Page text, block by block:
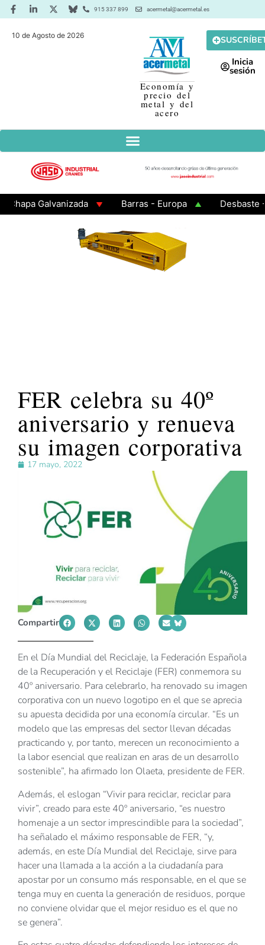
915 337 899 acermetal@acermetal.es
10 de Agosto de 2026
Economía y
precio del
metal y del
acero
Inicia
sesión
Galvanizada Barras - Europa
Desbaste -
FER celebra su 40º
aniversario y renueva
su imagen corporativa
17 mayo, 2022
Compartir
En el Día Mundial del Reciclaje, la Federación Española
de la Recuperación y el Reciclaje (FER) conmemora su
40º aniversario. Para celebrarlo, ha renovado su imagen
corporativa con un nuevo logotipo en el que se aprecia
su apuesta decidida por una economía circular. “Es un
modelo que las empresas del sector llevan décadas
practicando y, por tanto, merecen un reconocimiento a
la labor esencial que realizan en aras de un desarrollo
sostenible”, ha afirmado Ion Olaeta, presidente de FER.
Además, el eslogan “Vivir para reciclar, reciclar para
vivir”, creado para este 40º aniversario, “es nuestro
homenaje a un sector imprescindible para la sociedad”,
ha señalado el máximo responsable de FER, “y,
además, en este Día Mundial del Reciclaje, sirve para
hacer una llamada a la acción a la ciudadanía para
apostar por un consumo más responsable, en el que se
tenga muy en cuenta la generación de residuos, porque
no conviene olvidar que el mejor residuo es el que no
se genera”.